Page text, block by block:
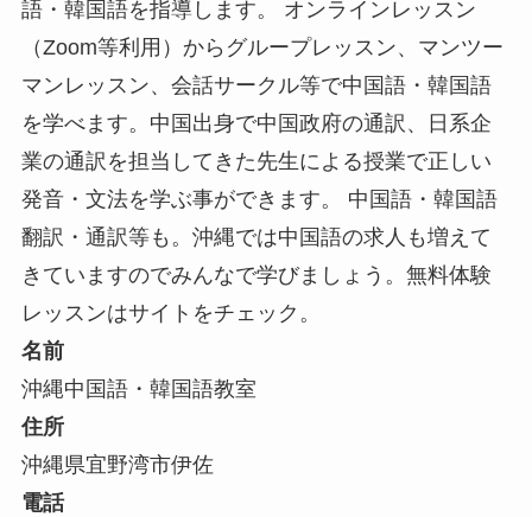
語・韓国語を指導します。 オンラインレッスン
（Zoom等利用）からグループレッスン、マンツー
マンレッスン、会話サークル等で中国語・韓国語
を学べます。中国出身で中国政府の通訳、日系企
業の通訳を担当してきた先生による授業で正しい
発音・文法を学ぶ事ができます。 中国語・韓国語
翻訳・通訳等も。沖縄では中国語の求人も増えて
きていますのでみんなで学びましょう。無料体験
レッスンはサイトをチェック。
名前
沖縄中国語・韓国語教室
住所
沖縄県宜野湾市伊佐
電話